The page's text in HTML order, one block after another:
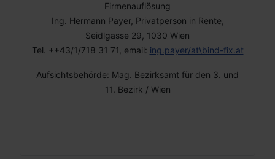
Firmenauflösung
Ing. Hermann Payer, Privatperson in Rente,
Seidlgasse 29, 1030 Wien
Tel. ++43/1/718 31 71, email: ing.payer/at\bind-fix.at
Aufsichtsbehörde: Mag. Bezirksamt für den 3. und
11. Bezirk / Wien